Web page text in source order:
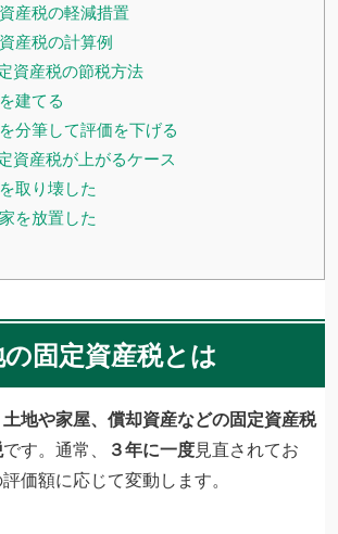
産税の軽減措置
産税の計算例
資産税の節税方法
建てる
分筆して評価を下げる
資産税が上がるケース
取り壊した
を放置した
固定資産税とは
土地や家屋、償却資産などの固定資産税
です。通常、 ３年に一度見直されてお
価額に応じて変動します。